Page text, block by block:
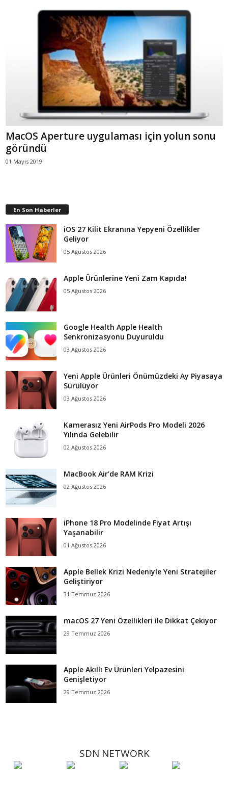
MacOS Aperture uygulaması için yolun sonu
göründü
01 Mayıs 2019
En Son Haberler
iOS 27 Kilit Ekranına Yepyeni Özellikler
Geliyor
05 Ağustos 2026
Apple Ürünlerine Yeni Zam Kapıda!
05 Ağustos 2026
Google Health Apple Health
Senkronizasyonu Duyuruldu
03 Ağustos 2026
Yeni Apple Ürünleri Önümüzdeki Ay Piyasaya
Sürülüyor
03 Ağustos 2026
Kamerasız Yeni AirPods Pro Modeli 2026
Yılında Gelebilir
02 Ağustos 2026
MacBook Air’de RAM Krizi
02 Ağustos 2026
iPhone 18 Pro Modelinde Fiyat Artışı
Yaşanabilir
01 Ağustos 2026
Apple Bellek Krizi Nedeniyle Yeni Stratejiler
Geliştiriyor
31 Temmuz 2026
macOS 27 Yeni Özellikleri ile Dikkat Çekiyor
29 Temmuz 2026
Apple Akıllı Ev Ürünleri Yelpazesini
Genişletiyor
29 Temmuz 2026
SDN NETWORK